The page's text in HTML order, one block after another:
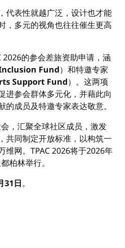
代表性就越广泛，设计也才能
，多元的视角也往往催生更高
2026的参会差旅资助申请，涵
Fund）和特邀专家
Support Fund）。这两项
进参会群体多元化，并藉此向
成员及特邀专家表达敬意。
，汇聚全球社区成员，激发
共同制定开放标准，以构筑一
维网。TPAC 2026将于2026年
柏林举行。
31日。